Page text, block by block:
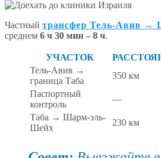
Частный трансфер Тель-Авив →
среднем 6 ч 30 мин – 8 ч.
УЧАСТОК
Тель-Авив →
граница Таба
350 км
Паспортный
контроль
—
Таба → Шарм-эль-
Шейх
230 км